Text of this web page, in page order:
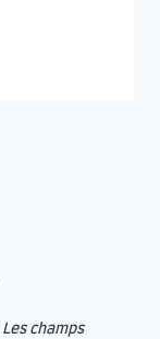
Les champs